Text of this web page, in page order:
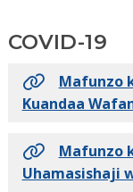
COVID-19
Mafunzo
Kuandaa
Mafunzo
Uhamasishaji